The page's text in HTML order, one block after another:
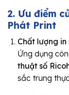
2. Ưu điểm
Phát Print
Chất lượng in
Ứng dụng
thuật số
sắc trung